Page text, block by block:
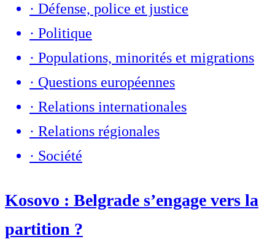
· Défense, police et justice
· Politique
· Populations, minorités et migrations
· Questions européennes
· Relations internationales
· Relations régionales
· Société
Kosovo : Belgrade s’engage vers la
partition ?